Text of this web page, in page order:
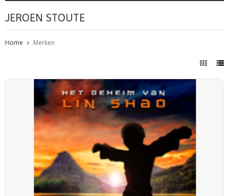
JEROEN STOUTE
Home Merken